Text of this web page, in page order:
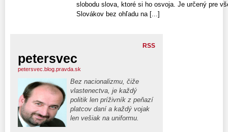
slobodu slova, ktoré si ho osvoja. Je určený pre
Slovákov bez ohľadu na [...]
RSS
petersvec
petersvec.blog.pravda.sk
Bez nacionalizmu, čiže
vlastenectva, je každý
politik len príživník z peňazí
platcov daní a každý vojak
len vešiak na uniformu.